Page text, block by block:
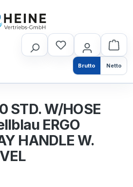
Brutto Netto
STD. W/HOSE
ERGO
HANDLE W.